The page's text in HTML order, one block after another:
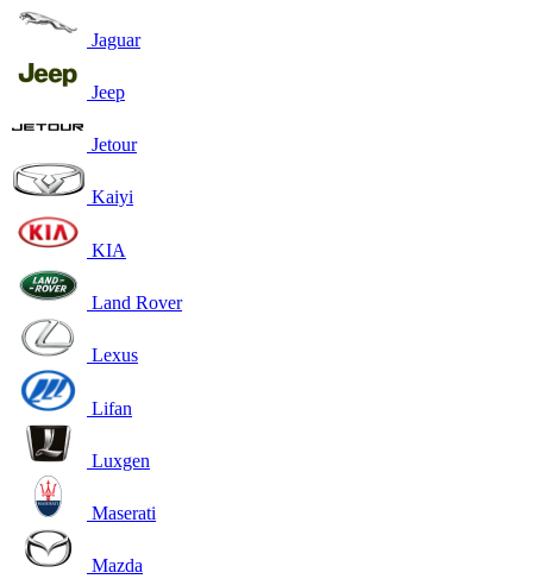
Jaguar
Jeep
Jetour
Kaiyi
KIA
Land Rover
Lexus
Lifan
Luxgen
Maserati
Mazda